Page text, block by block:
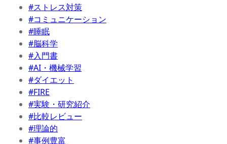
#ストレス対策
#コミュニケーション
#睡眠
#脳科学
#入門書
#AI・機械学習
#ダイエット
#FIRE
#実験・研究紹介
#比較レビュー
#理論的
#事例豊富